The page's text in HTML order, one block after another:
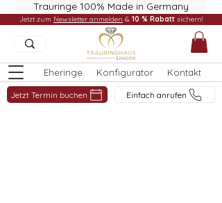
Trauringe 100% Made in Germany
Eheringe Konfigurator Kontakt
Jetzt Termin buchen Einfach anrufen
Jetzt zum Newsletter anmelden & 10 % Rabatt sichern!